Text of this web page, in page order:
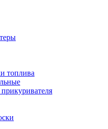
топлива
прикуривателя